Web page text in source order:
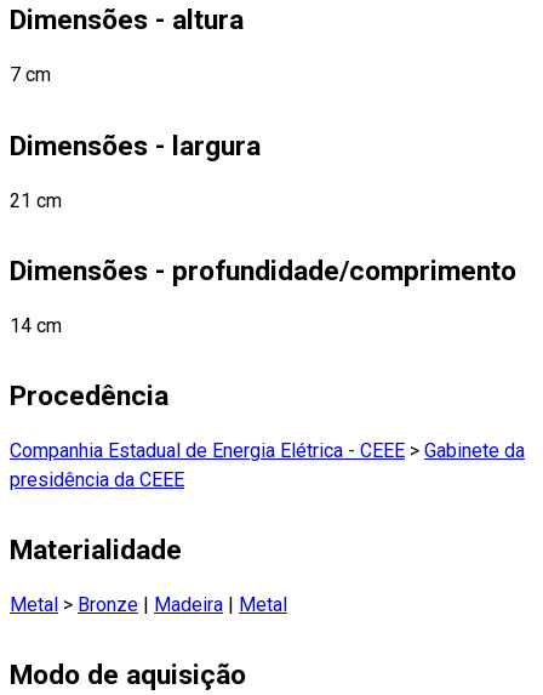
Dimensões - altura
7 cm
Dimensões - largura
21 cm
Dimensões - profundidade/comprimento
14 cm
Procedência
Companhia Estadual de Energia Elétrica - CEEE > Gabinete da
presidência da CEEE
Materialidade
Metal > Bronze | Madeira | Metal
Modo de aquisição